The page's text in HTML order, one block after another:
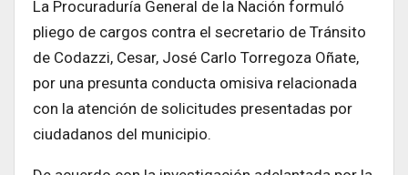
La Procuraduría General de la Nación formuló
pliego de cargos contra el secretario de Tránsito
de Codazzi, Cesar, José Carlo Torregoza Oñate,
por una presunta conducta omisiva relacionada
con la atención de solicitudes presentadas por
ciudadanos del municipio.